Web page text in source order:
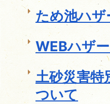
ため池ハ
WEBハザ
土砂災害特
ついて